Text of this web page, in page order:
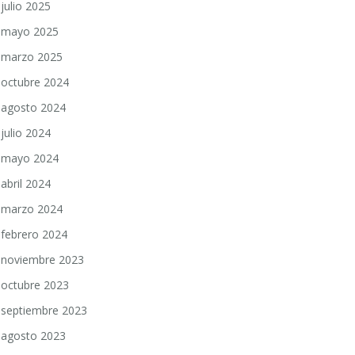
julio 2025
mayo 2025
marzo 2025
octubre 2024
agosto 2024
julio 2024
mayo 2024
abril 2024
marzo 2024
febrero 2024
noviembre 2023
octubre 2023
septiembre 2023
agosto 2023